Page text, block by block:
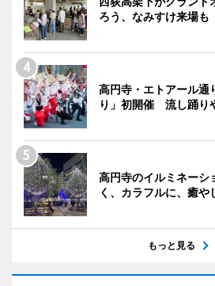
ろう、なみすけ来場も
高円寺・エトアール通
り」初開催 流し踊り
高円寺のイルミネー
く、カラフルに、癒や
もっと見る